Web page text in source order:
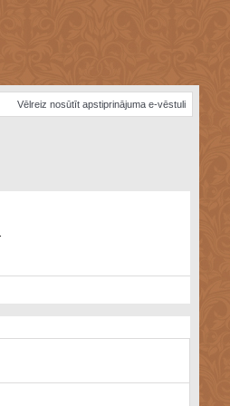
Vēlreiz nosūtīt apstiprinājuma e-vēstuli